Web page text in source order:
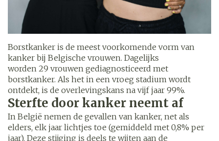
Borstkanker is de meest voorkomende vorm van
kanker bij Belgische vrouwen. Dagelijks
worden 29 vrouwen gediagnosticeerd met
borstkanker. Als het in een vroeg stadium wordt
ontdekt, is de overlevingskans na vijf jaar 99%.
Sterfte door kanker neemt af
In België nemen de gevallen van kanker, net als
elders, elk jaar lichtjes toe (gemiddeld met 0,8% per
jaar). Deze stijging is deels te wijten aan de